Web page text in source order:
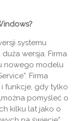
systemu
wersja. Firma
nowego modelu
Firma
funkcje, gdy tylko
pomyśleć o
kilku lat jako o